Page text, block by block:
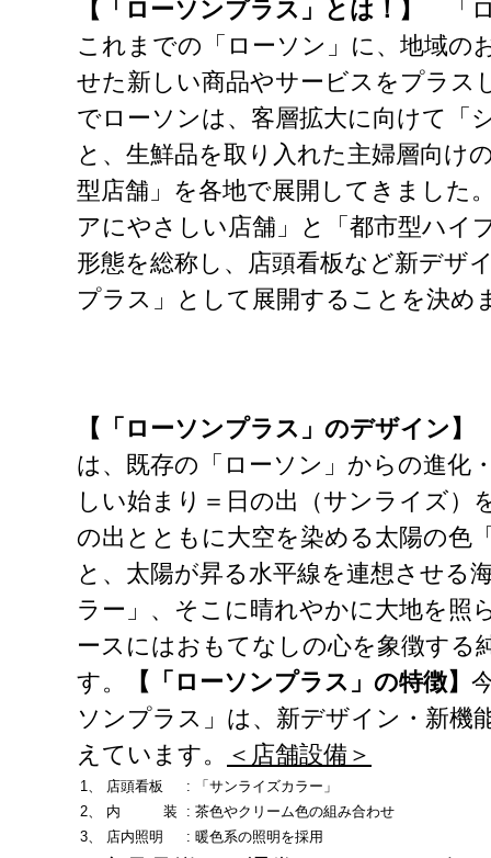
【「ローソンプラス」とは！】
「
これまでの「ローソン」に、地域の
せた新しい商品やサービスをプラス
でローソンは、客層拡大に向けて「
と、生鮮品を取り入れた主婦層向け
型店舗」を各地で展開してきました
アにやさしい店舗」と「都市型ハイ
形態を総称し、店頭看板など新デザ
プラス」として展開することを決め
【「ローソンプラス」のデザイン】
は、既存の「ローソン」からの進化
しい始まり＝日の出（サンライズ）
の出とともに大空を染める太陽の色
と、太陽が昇る水平線を連想させる
ラー」、そこに晴れやかに大地を照
ースにはおもてなしの心を象徴する
す。
【「ローソンプラス」の特徴】
ソンプラス」は、新デザイン・新機
えています。
＜店舗設備＞
1、 店頭看板 :
「サンライズカラー」
2、
内 装 : 茶色やクリーム色の組み合わせ
3、
店内照明 : 暖色系の照明を採用